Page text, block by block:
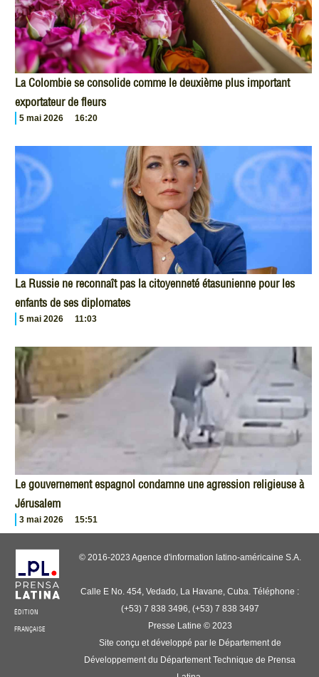
La Colombie se consolide comme le deuxième plus important
exportateur de fleurs
5 mai 2026 16:20
La Russie ne reconnaît pas la citoyenneté étasunienne pour les
enfants de ses diplomates
5 mai 2026 11:03
Le gouvernement espagnol condamne une agression religieuse à
Jérusalem
3 mai 2026 15:51
ÉDITION
FRANÇAISE
© 2016-2023 Agence d'information latino-américaine S.A.
Calle E No. 454, Vedado, La Havane, Cuba. Téléphone :
(+53) 7 838 3496, (+53) 7 838 3497
Presse Latine © 2023
Site conçu et développé par le Département de
Développement du Département Technique de Prensa